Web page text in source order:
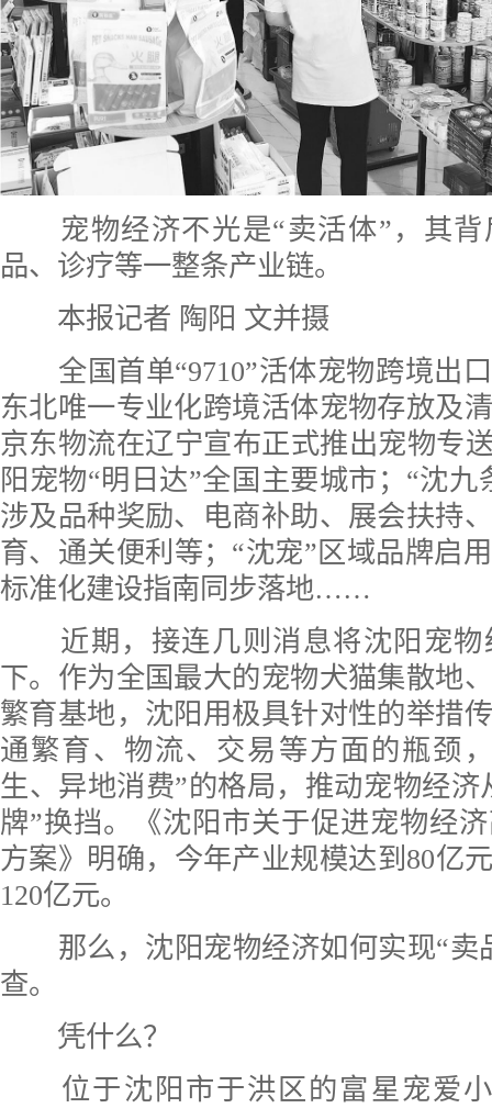
宠物经济不光是“卖活体”，其背
品、诊疗等一整条产业链。
本报记者 陶阳 文并摄
全国首单“9710”活体宠物跨境出
东北唯一专业化跨境活体宠物存放及
京东物流在辽宁宣布正式推出宠物专
阳宠物“明日达”全国主要城市；“沈
涉及品种奖励、电商补助、展会扶持
育、通关便利等；“沈宠”区域品牌启
标准化建设指南同步落地……
近期，接连几则消息将沈阳宠物
下。作为全国最大的宠物犬猫集散地
繁育基地，沈阳用极具针对性的举措
通繁育、物流、交易等方面的瓶颈
生、异地消费”的格局，推动宠物经济
牌”换挡。《沈阳市关于促进宠物经
方案》明确，今年产业规模达到80亿
120亿元。
那么，沈阳宠物经济如何实现“卖
查。
凭什么？
位于沈阳市于洪区的富星宠爱小